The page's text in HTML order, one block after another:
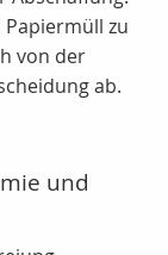
zu
von der
ab.
und